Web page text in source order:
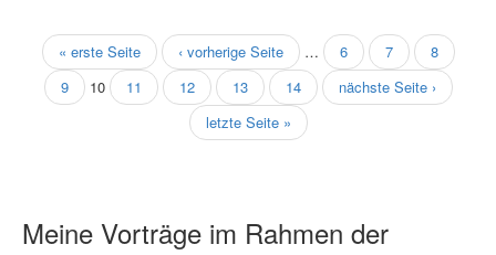
Seiten
« erste Seite ‹ vorherige Seite … 6 7
8
9
10 11 12 13 14
nächste Seite ›
letzte Seite »
Meine Vorträge im Rahmen der